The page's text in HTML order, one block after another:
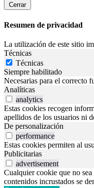
Cerrar
Resumen de privacidad
La utilización de este sitio
Técnicas
Técnicas
Siempre habilitado
Necesarias para el correcto
Analíticas
analytics
Estas cookies recogen
apellidos de los usuarios ni
De personalización
performance
Estas cookies permiten al
Publicitarias
advertisement
Cualquier cookie que no
contenidos incrustados se